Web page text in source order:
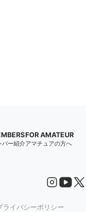
バー紹介
FOR AMATEUR
アマチュアの方へ
ライバシーポリシー